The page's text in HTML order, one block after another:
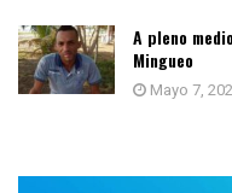
A pleno
Mingueo
Mayo 7,